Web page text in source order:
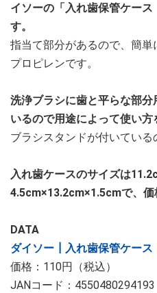
イソーの「入れ歯保管ケー
す。
指当て部分があるので、簡単
プロピレンです。
洗浄ブラシに歯と平らな部
いるので用途によって使い方
ブラシスタンドが付いている
入れ歯ケースのサイズは
4.5cm×13.2cm×1.5cmで、価
DATA
ダイソー┃入れ歯保管ケース
価格：110円（税込）
JANコード：4550480294193